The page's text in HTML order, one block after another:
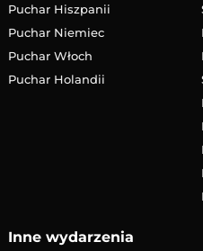
Puchar Hiszpanii
Puchar Niemiec
Puchar Włoch
Puchar Holandii
Inne wydarzenia